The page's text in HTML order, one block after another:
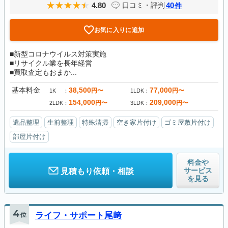
4.80 口コミ・評判 40件
お気に入りに追加
■新型コロナウイルス対策実施
■リサイクル業を長年経営
■買取査定もおまか...
基本料金 1K 38,500円〜 1LDK 77,000円〜
2LDK 154,000円〜 3LDK 209,000円〜
遺品整理 生前整理 特殊清掃 空き家片付け
ゴミ屋敷片付け
部屋片付け
見積もり依頼・相談
料金や
サービス
を見る
4位 ライフ・サポート尾﨑